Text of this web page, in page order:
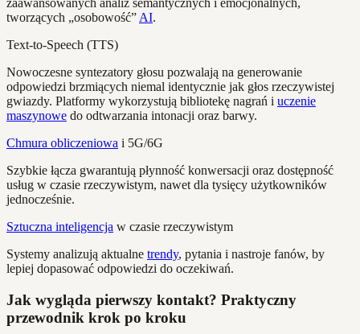
zaawansowanych analiz semantycznych i emocjonalnych,
tworzących „osobowość” AI.
Text-to-Speech (TTS)
Nowoczesne syntezatory głosu pozwalają na generowanie
odpowiedzi brzmiących niemal identycznie jak głos rzeczywistej
gwiazdy. Platformy wykorzystują bibliotekę nagrań i uczenie
maszynowe do odtwarzania intonacji oraz barwy.
Chmura obliczeniowa i 5G/6G
Szybkie łącza gwarantują płynność konwersacji oraz dostępność
usług w czasie rzeczywistym, nawet dla tysięcy użytkowników
jednocześnie.
Sztuczna inteligencja w czasie rzeczywistym
Systemy analizują aktualne trendy, pytania i nastroje fanów, by
lepiej dopasować odpowiedzi do oczekiwań.
Jak wygląda pierwszy kontakt? Praktyczny
przewodnik krok po kroku